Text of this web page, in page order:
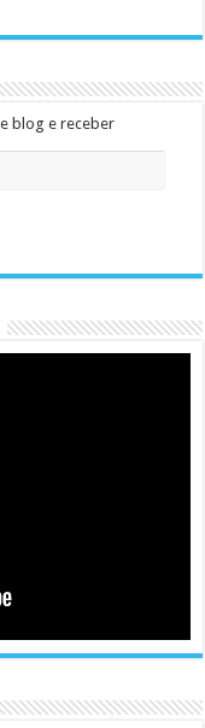
blog e receber